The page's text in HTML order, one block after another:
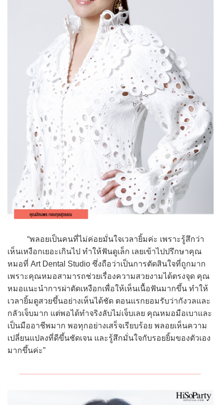
“พลอยเป็นคนที่ไม่ค่อยมั่นใจเวลายิ้มค่ะ เพราะรู้สึกว่า
เห็นเหงือกเยอะเกินไป ทำให้ฟันดูเล็ก เลยเข้าไปปรึกษาคุณ
หมอที่ Art Dental Studio ซึ่งถือว่าเป็นการตัดสินใจที่ถูกมาก
เพราะคุณหมอสามารถช่วยเรื่องความสวยงามได้ตรงจุด คุณ
หมอแนะนำการผ่าตัดเหงือกเพื่อให้เห็นเนื้อฟันมากขึ้น ทำให้
เวลายิ้มดูสวยขึ้นอย่างเห็นได้ชัด ตอนแรกยอมรับว่ากังวลและ
กลัวเจ็บมาก แต่พอได้ทำจริงลับไม่เจ็บเลย คุณหมอมือเบาและ
เป็นมืออาชีพมาก พอทุกอย่างเสร็จเรียบร้อย พลอยเห็นความ
เปลี่ยนแปลงที่ดีขึ้นชัดเจน และรู้สึกมั่นใจกับรอยยิ้มของตัวเอง
มากขึ้นค่ะ”